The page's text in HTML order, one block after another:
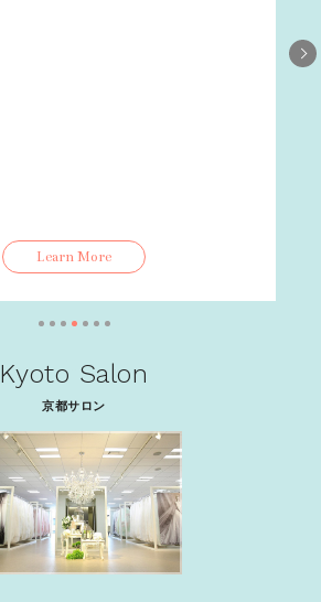
Learn More
Kyoto Salon
京都サロン